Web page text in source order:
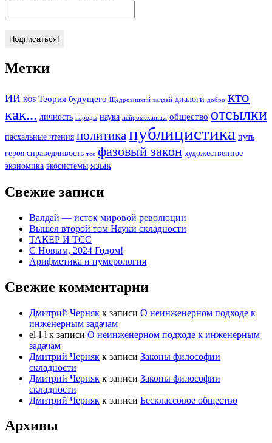
Метки
ИИ КОБ Теория будущего Щедровицкий валдай диалоги добро кто
как... личность народы наука нейромеханика общество отсылки
пасхальные чтения политикапублицистика путь
героя справедливость тсс фазовый закон художественное
экономика экосистемы язык
Свежие записи
Валдай — исток мировой революции
Вышел второй том Науки складности
ТАКЕР И ТСС
С Новым, 2024 Годом!
Арифметика и нумерология
Свежие комментарии
Дмитрий Черняк к записи О неинженерном подходе к
инженерным задачам
el-l-l к записи О неинженерном подходе к инженерным
задачам
Дмитрий Черняк к записи Законы философии
складности
Дмитрий Черняк к записи Законы философии
складности
Дмитрий Черняк к записи Бесклассовое общество
Архивы